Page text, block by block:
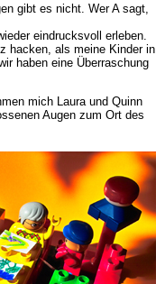
gibt es nicht. Wer A sagt,
eindrucksvoll erleben.
hacken, als meine Kinder in
haben eine Überraschung
mich Laura und Quinn
Augen zum Ort des